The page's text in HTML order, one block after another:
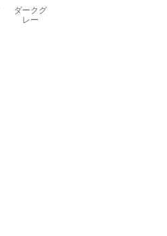
ダークグ
レー